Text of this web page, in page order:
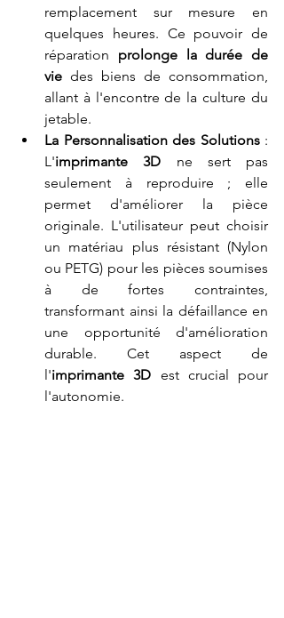
remplacement sur mesure en
quelques heures. Ce pouvoir de
réparation prolonge la durée de
vie des biens de consommation,
allant à l'encontre de la culture du
jetable.
La Personnalisation des Solutions :
L'imprimante 3D ne sert pas
seulement à reproduire ; elle
permet d'améliorer la pièce
originale. L'utilisateur peut choisir
un matériau plus résistant (Nylon
ou PETG) pour les pièces soumises
à de fortes contraintes,
transformant ainsi la défaillance en
une opportunité d'amélioration
durable. Cet aspect de
l'imprimante 3D est crucial pour
l'autonomie.